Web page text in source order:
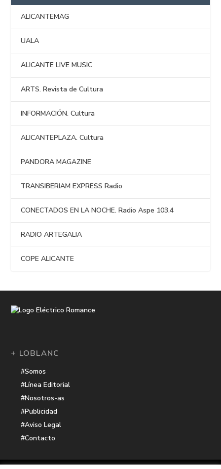
ALICANTEMAG
UALA
ALICANTE LIVE MUSIC
ARTS. Revista de Cultura
INFORMACIÓN. Cultura
ALICANTEPLAZA. Cultura
PANDORA MAGAZINE
TRANSIBERIAM EXPRESS Radio
CONECTADOS EN LA NOCHE. Radio Aspe 103.4
RADIO ARTEGALIA
COPE ALICANTE
+ LOBLANC
#Somos
#Línea Editorial
#Nosotros-as
#Publicidad
#Aviso Legal
#Contacto